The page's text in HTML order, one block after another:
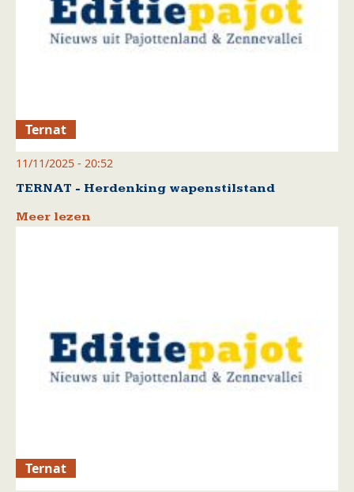
Ternat
11/11/2025 - 20:52
TERNAT - Herdenking wapenstilstand
Meer lezen
Ternat